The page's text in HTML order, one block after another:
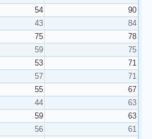
54
90
43
84
75
78
59
75
53
71
57
71
55
67
44
63
59
63
56
61